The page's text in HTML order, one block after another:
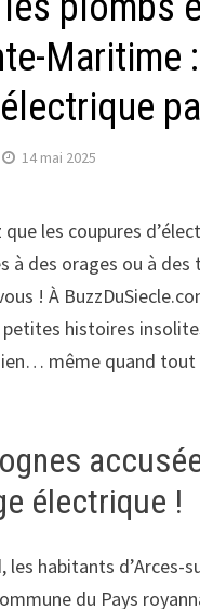
Maritime
14 mai 2025
que les coupures
à des orages ou à des
! À
petites histoires
même quand tout
électrique !
les habitants d’Arces-
du Pays